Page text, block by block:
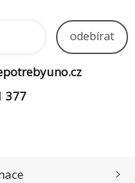
odebírat
377